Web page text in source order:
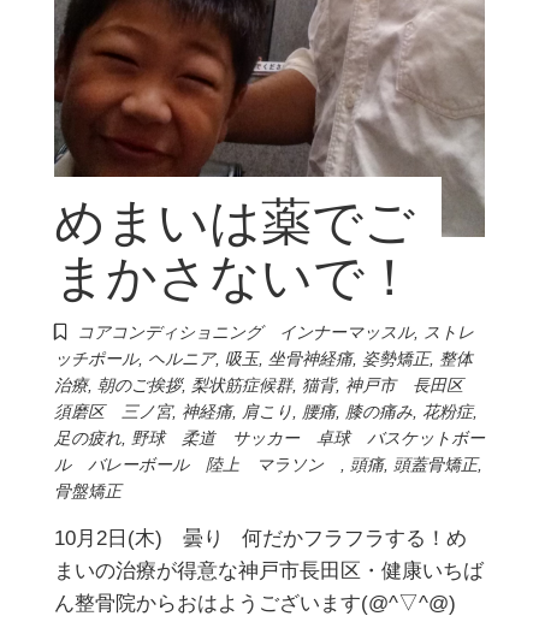
めまいは薬でご
まかさないで！
コアコンディショニング インナーマッスル,
ストレ
ッチポール, ヘルニア, 吸玉, 坐骨神経痛, 姿勢矯正, 整体
治療, 朝のご挨拶, 梨状筋症候群, 猫背, 神戸市 長田区
須磨区 三ノ宮, 神経痛, 肩こり 腰痛, 膝の痛み, 花粉症,
足の疲れ,
野球 柔道 サッカー 卓球 バスケットボー
ル バレーボール 陸上 マラソン
頭痛, 頭蓋骨矯正,
骨盤矯正
10月2日(木) 曇り 何だかフラフラする！め
まいの治療が得意な神戸市長田区・健康いちば
ん整骨院からおはようございます(@^▽^@)